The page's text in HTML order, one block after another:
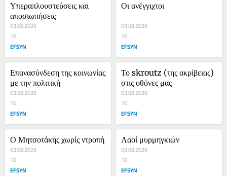
Υπεραπλουστεύσεις και
αποσιωπήσεις
03.08.2026
10
EFSYN
Οι ανέγγιχτοι
03.08.2026
10
EFSYN
Επανασύνδεση της κοινωνίας
με την πολιτική
03.08.2026
10
EFSYN
Το skroutz (της ακρίβειας)
στις οθόνες μας
03.08.2026
10
EFSYN
Ο Μητσοτάκης χωρίς ντροπή
03.08.2026
10
EFSYN
Λαοί μυρμηγκιών
03.08.2026
10
EFSYN